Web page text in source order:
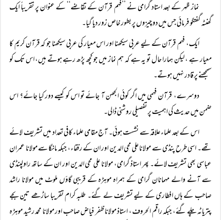
نماز ظہر کے بعد استاد گرامی نے ’’فہم قرآن کے تقاضے‘‘ کے عنوان پر تقریباً ایک
گھنٹہ گفتگو فرمائی جس میں دو چیزوں پر بطور خاص زور دیا گیا۔
ایک، فہم قرآن کے لیے عربی سیکھنا اور اس معیار کی عربی سیکھنا جو کہ قرآن کریم کا
معیار ہے ، لیکن ہمارا حال تو یہ ہے کہ ہم نماز میں جو کچھ پڑھ رہے ہوتے ہیں، اس تک کو
سمجھنے پر قادر نہیں ہوتے۔
دوسرے، قرآن فہمی میں اگر کوئی الجھن آ جائے تو اس کو کیسے دور کیا جائے؟ اس
ضمن میں حدیث کی اہمیت پر تفصیلی روشنی ڈالی۔
اس کے بعد علماء علاقہ سے نشست ہوئی۔ آج مقامی علماء کافی تعداد میں تشریف لائے
تھے۔ اسی طرح پنڈی سے مولانا علی محی الدین اور ان کے رفقاء، جبکہ مانگا سے مولانا عمران
عباسی بھی تشریف لائے۔ پھر استاذ گرامی، مولانا علی محی الدین اور ان کے ساتھ راولپنڈی
سے آنے والے مہمانان گرامی کے ہمراہ موہڑہ کے قریبی گاؤں ملوٹ میں مولانا راشد
صاحب کے ہاں افطاری کے لیے تشریف لے گئے۔ طلبہ کرام تقریبا ساڑھے تین بجے
پتریاٹہ چلے گئے، جبکہ راقم الحروف ، استاذ مولانا ظفر فیاض صاحب اور مولانا محمد رشید موہڑہ